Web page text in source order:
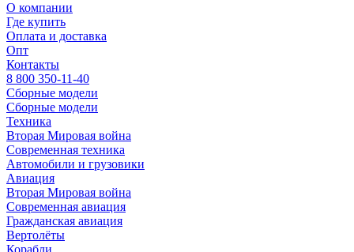
О компании
Где купить
Оплата и доставка
Опт
Контакты
8 800 350-11-40
Сборные модели
Сборные модели
Техника
Вторая Мировая война
Современная техника
Автомобили и грузовики
Авиация
Вторая Мировая война
Современная авиация
Гражданская авиация
Вертолёты
Корабли